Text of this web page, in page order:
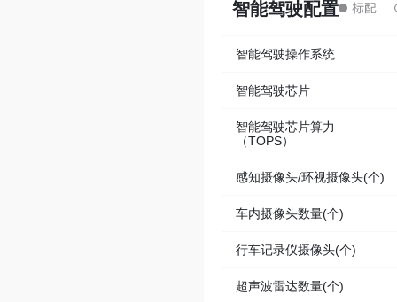
智能驾驶配置
智能驾驶操作系统
智能驾驶芯片
智能驾驶芯片算力
（TOPS）
感知摄像头/环视摄像头(个)
车内摄像头数量(个)
行车记录仪摄像头(个)
超声波雷达数量(个)